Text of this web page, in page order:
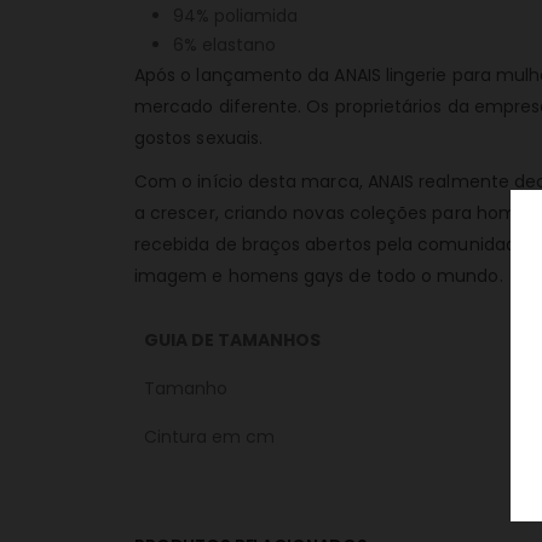
Após o lançamento da ANAIS lingerie para
mercado diferente. Os proprietários da
gostos sexuais.
Com o início desta marca, ANAIS realmente
a crescer, criando novas coleções para
recebida de braços abertos pela comunidade
imagem e homens gays de todo o mundo.